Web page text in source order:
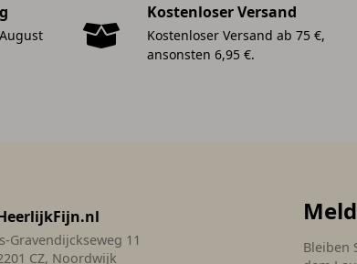
Kostenloser Versand
Kostenloser Versand ab 75 €,
ansonsten 6,95 €.
Bleiben
Gravendijckseweg 11
CZ, Noordwijk